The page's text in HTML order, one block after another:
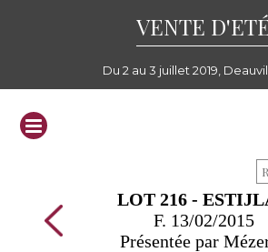
VENTE
Du 2 au 3 juillet 2019,
LOT 216 -
F. 13/02/2015
Présentée par